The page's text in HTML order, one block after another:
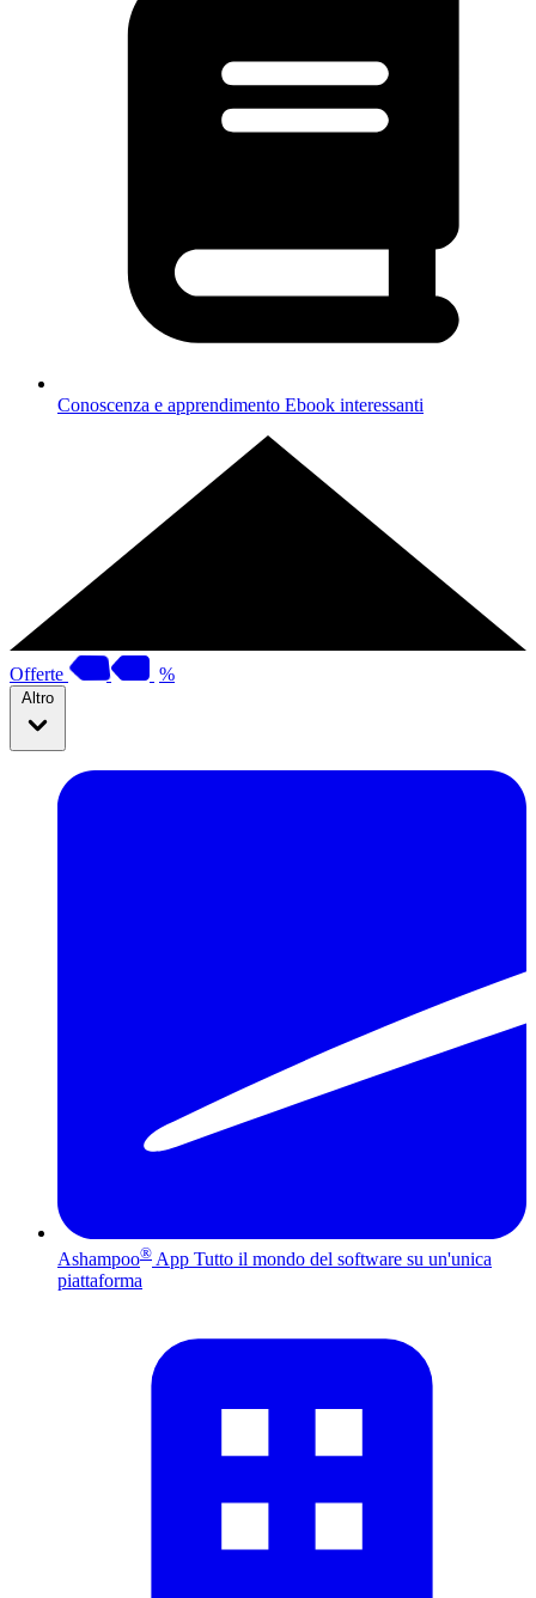
Conoscenza e apprendimento Ebook interessanti
Offerte %
Altro
Ashampoo® App Tutto il mondo del software su un'unica
piattaforma